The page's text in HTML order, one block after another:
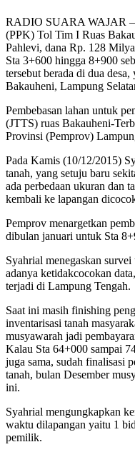
RADIO SUARA WAJAR –
(PPK) Tol Tim I Ruas
Pahlevi, dana Rp. 128
Sta 3+600 hingga 8+900
tersebut berada di dua
Bakauheni, Lampung
Pembebasan lahan untuk
(JTTS) ruas Bakauheni-
Provinsi (Pemprov)
Pada Kamis (10/12/2015)
tanah, yang setuju baru
ada perbedaan ukuran dan
kembali ke lapangan
Pemprov menargetkan
dibulan januari untuk Sta
Syahrial menegaskan
adanya ketidakcocokan
terjadi di Lampung Tengah.
Saat ini masih finishing
inventarisasi tanah
musyawarah jadi
Kalau Sta 64+000 sampai
juga sama, sudah finalisasi
tanah, bulan Desember
ini.
Syahrial mengungkapkan
waktu dilapangan yaitu 1
pemilik.